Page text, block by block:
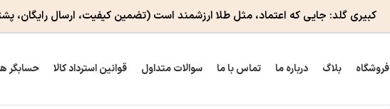
کبیری گلد: جایی که اعتماد، مثل طلا ارزشمند است (تضمین کیفیت، ارسال رایگان،
فروشگاه بلاگ درباره ما تماس با ما سوالات متداول قوانین استرداد کالا حسابگر